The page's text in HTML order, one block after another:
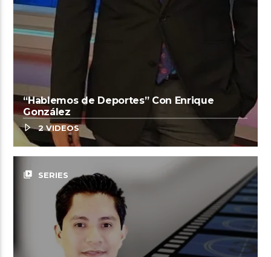
“Hablemos de Deportes” Con Enrique
González
2 VIDEOS
video_library SERIES